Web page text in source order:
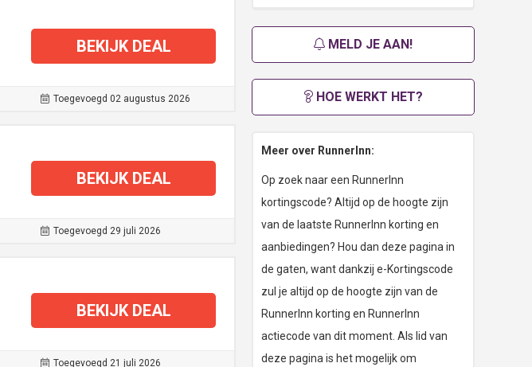
BEKIJK DEAL
Toegevoegd 02 augustus 2026
BEKIJK DEAL
Toegevoegd 29 juli 2026
BEKIJK DEAL
Toegevoegd 21 juli 2026
MELD JE AAN!
HOE WERKT HET?
Meer over RunnerInn:
Op zoek naar een RunnerInn
kortingscode? Altijd op de hoogte zijn
van de laatste RunnerInn korting en
aanbiedingen? Hou dan deze pagina in
de gaten, want dankzij e-Kortingscode
zul je altijd op de hoogte zijn van de
RunnerInn korting en RunnerInn
actiecode van dit moment. Als lid van
deze pagina is het mogelijk om